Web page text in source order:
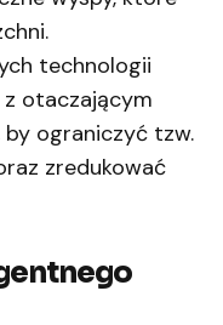
technologii
otaczającym
ograniczyć tzw.
zredukować